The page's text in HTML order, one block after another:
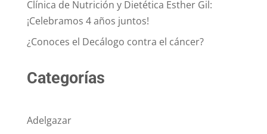
Clínica de Nutrición y Dietética Esther Gil:
¡Celebramos 4 años juntos!
¿Conoces el Decálogo contra el cáncer?
Categorías
Adelgazar